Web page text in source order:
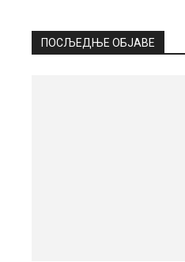
ПОСЉЕДЊЕ ОБЈАВЕ